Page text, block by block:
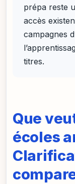
prépa reste
accès
campagnes
titres.
Que
écoles